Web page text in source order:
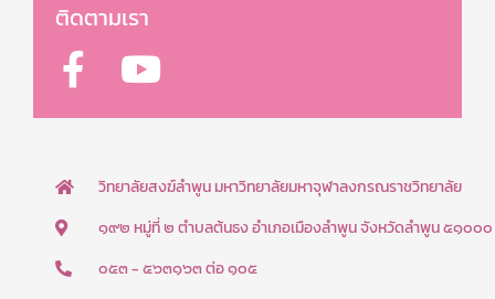
ติดตามเรา
F
a
c
b
Y
o
u
u
b
e
วิทยาลัยสงฆ์ลำพูน มหาวิทยาลัยมหาจุฬาลงกรณราชวิทยาลัย
๑๙๒ หมู่ที่ ๒ ตำบลต้นธง อำเภอเมืองลำพูน จังหวัดลำพูน ๕๑๐๐๐
๐๕๓ - ๕๖๓๑๖๓ ต่อ ๑๐๕